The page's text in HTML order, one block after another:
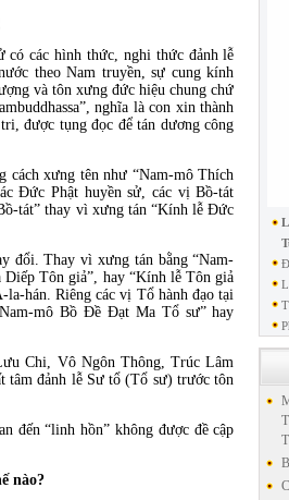
có các hình thức, nghi thức đảnh lễ
theo Nam truyền, sự cung kính
và tôn xưng đức hiệu chung chứ
nghĩa là con xin thành
được tụng đọc để tán dương công
cách xưng tên như “Nam-mô Thích
Đức Phật huyền sử, các vị Bồ-tát
tát” thay vì xưng tán “Kính lễ Đức
đổi. Thay vì xưng tán bằng “Nam-
Diếp Tôn giả”, hay “Kính lễ Tôn giả
hán. Riêng các vị Tổ hành đạo tại
mô Bồ Đề Đạt Ma Tổ sư” hay
Chi, Vô Ngôn Thông, Trúc Lâm
tâm đảnh lễ Sư tổ (Tổ sư) trước tôn
đến “linh hồn” không được đề cập
nào?